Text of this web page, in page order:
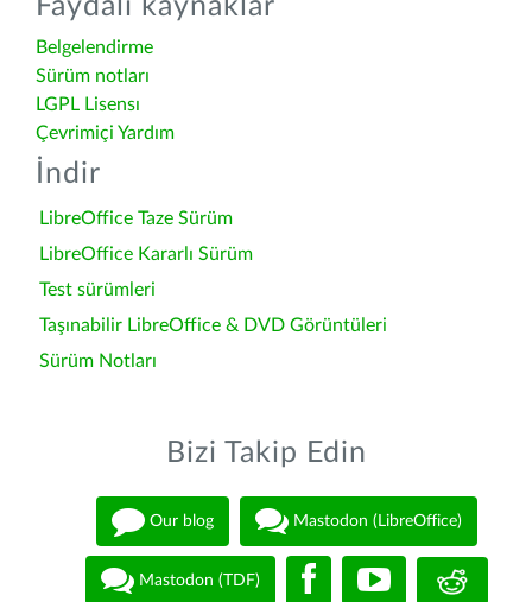
Faydalı kaynaklar
Belgelendirme
Sürüm notları
LGPL Lisensı
Çevrimiçi Yardım
İndir
LibreOffice Taze Sürüm
LibreOffice Kararlı Sürüm
Test sürümleri
Taşınabilir LibreOffice & DVD Görüntüleri
Sürüm Notları
Bizi Takip Edin
Our blog Mastodon (LibreOffice)
Mastodon (TDF)